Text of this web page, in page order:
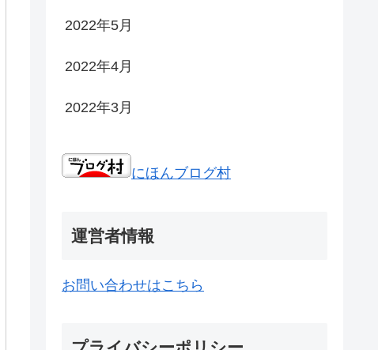
2022年5月
2022年4月
2022年3月
にほんブログ村
運営者情報
お問い合わせはこちら